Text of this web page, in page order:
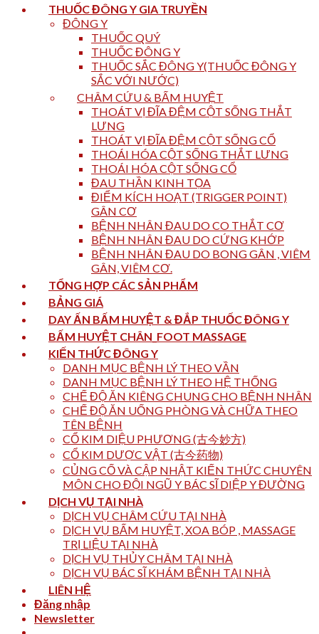
THUỐC ĐÔNG Y GIA TRUYỀN
ĐÔNG Y
THUỐC QUÝ
THUỐC ĐÔNG Y
THUỐC SẮC ĐÔNG Y(THUỐC ĐÔNG Y
SẮC VỚI NƯỚC)
CHÂM CỨU & BẤM HUYỆT
THOÁT VỊ ĐĨA ĐỆM CỘT SỐNG THẮT
LƯNG
THOÁT VỊ ĐĨA ĐỆM CỘT SỐNG CỔ
THOÁI HÓA CỘT SỐNG THẮT LƯNG
THOÁI HÓA CỘT SỐNG CỔ
ĐAU THẦN KINH TỌA
ĐIỂM KÍCH HOẠT (TRIGGER POINT)
GÂN CƠ
BỆNH NHÂN ĐAU DO CO THẮT CƠ
BỆNH NHÂN ĐAU DO CỨNG KHỚP
BỆNH NHÂN ĐAU DO BONG GÂN , VIÊM
GÂN, VIÊM CƠ.
TỔNG HỢP CÁC SẢN PHẨM
BẢNG GIÁ
DAY ẤN BẤM HUYỆT & ĐẮP THUỐC ĐÔNG Y
BẤM HUYỆT CHÂN_FOOT MASSAGE
KIẾN THỨC ĐÔNG Y
DANH MỤC BỆNH LÝ THEO VẦN
DANH MỤC BỆNH LÝ THEO HỆ THỐNG
CHẾ ĐỘ ĂN KIÊNG CHUNG CHO BỆNH NHÂN
CHẾ ĐỘ ĂN UỐNG PHÒNG VÀ CHỮA THEO
TÊN BỆNH
CỔ KIM DIỆU PHƯƠNG (古今妙方)
CỔ KIM DƯỢC VẬT (古今药物)
CỦNG CỐ VÀ CẬP NHẬT KIẾN THỨC CHUYÊN
MÔN CHO ĐỘI NGŨ Y BÁC SĨ DIỆP Y ĐƯỜNG
DỊCH VỤ TẠI NHÀ
DỊCH VỤ CHÂM CỨU TẠI NHÀ
DỊCH VỤ BẤM HUYỆT, XOA BÓP , MASSAGE
TRỊ LIỆU TẠI NHÀ
DỊCH VỤ THỦY CHÂM TẠI NHÀ
DỊCH VỤ BÁC SĨ KHÁM BỆNH TẠI NHÀ
LIÊN HỆ
Đăng nhập
Newsletter